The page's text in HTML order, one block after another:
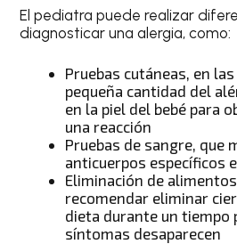
El pediatra puede realizar
diagnosticar una alergia, como:
Pruebas cutáneas, en
pequeña cantidad del
en la piel del bebé para
una reacción
Pruebas de sangre, que
anticuerpos específicos
Eliminación de
recomendar eliminar
dieta durante un tiempo
síntomas desaparecen